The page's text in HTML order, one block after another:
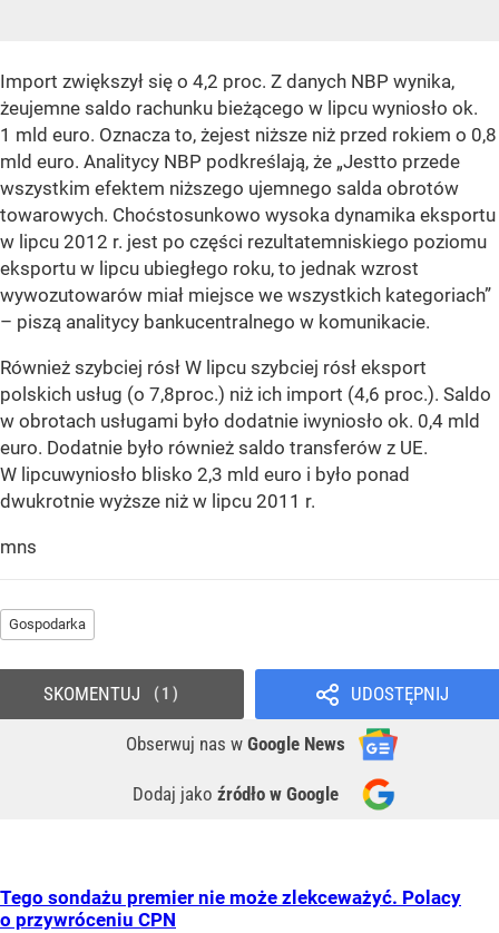
Import zwiększył się o 4,2 proc. Z danych NBP wynika,
żeujemne saldo rachunku bieżącego w lipcu wyniosło ok.
1 mld euro. Oznacza to, żejest niższe niż przed rokiem o 0,8
mld euro. Analitycy NBP podkreślają, że „Jestto przede
wszystkim efektem niższego ujemnego salda obrotów
towarowych. Choćstosunkowo wysoka dynamika eksportu
w lipcu 2012 r. jest po części rezultatemniskiego poziomu
eksportu w lipcu ubiegłego roku, to jednak wzrost
wywozutowarów miał miejsce we wszystkich kategoriach”
– piszą analitycy bankucentralnego w komunikacie.
Również szybciej rósł W lipcu szybciej rósł eksport
polskich usług (o 7,8proc.) niż ich import (4,6 proc.). Saldo
w obrotach usługami było dodatnie iwyniosło ok. 0,4 mld
euro. Dodatnie było również saldo transferów z UE.
W lipcuwyniosło blisko 2,3 mld euro i było ponad
dwukrotnie wyższe niż w lipcu 2011 r.
mns
Gospodarka
UDOSTĘPNIJ
Obserwuj nas w Google News
Dodaj jako źródło w Google
SKOMENTUJ 1
Tego sondażu premier nie może zlekceważyć. Polacy
o przywróceniu CPN